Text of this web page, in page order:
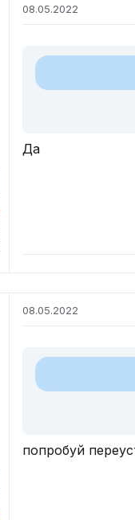
и
08.05.2022
Да
08.05.2022
попробуй